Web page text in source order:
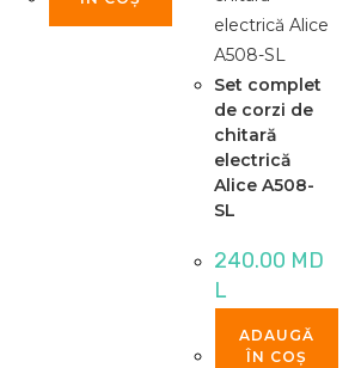
Set complet
de corzi de
chitară
electrică
Alice A508-
SL
240.00 MD
L
ADAUGĂ
ÎN COȘ